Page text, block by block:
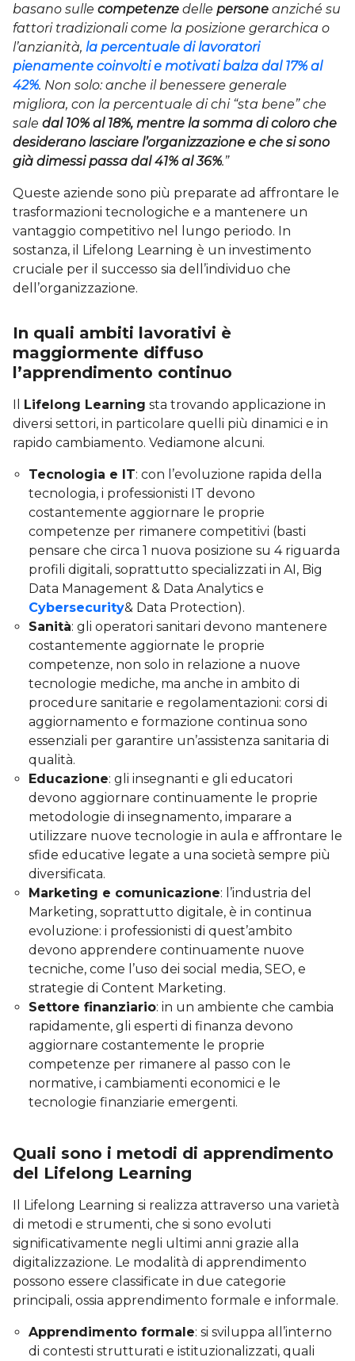
basano sulle competenze delle persone anziché su
fattori tradizionali come la posizione gerarchica o
l’anzianità, la percentuale dilavoratori
pienamente coinvolti e motivati balza dal 17% al
42%. Non solo: anche il benessere generale
migliora, con la percentuale di chi “sta bene” che
sale dal 10% al 18%, mentre la somma di coloro che
desiderano lasciare l’organizzazione e che si sono
già dimessi passa dal 41% al 36%.”
Queste aziende sono più preparate ad affrontare le
trasformazioni tecnologiche e a mantenere un
vantaggio competitivo nel lungo periodo. In
sostanza, il Lifelong Learning è un investimento
cruciale per il successo sia dell’individuo che
dell’organizzazione.
In quali ambiti lavorativi è
maggiormente diffuso
l’apprendimento continuo
Il Lifelong Learning sta trovando applicazione in
diversi settori, in particolare quelli più dinamici e in
rapido cambiamento. Vediamone alcuni.
Tecnologia e IT: con l’evoluzione rapida della
tecnologia, i professionisti IT devono
costantemente aggiornare le proprie
competenze per rimanere competitivi (basti
pensare che circa 1 nuova posizione su 4 riguarda
profili digitali, soprattutto specializzati in AI, Big
Data Management & Data Analytics e
Cybersecurity& Data Protection).
Sanità: gli operatori sanitari devono mantenere
costantemente aggiornate le proprie
competenze, non solo in relazione a nuove
tecnologie mediche, ma anche in ambito di
procedure sanitarie e regolamentazioni: corsi di
aggiornamento e formazione continua sono
essenziali per garantire un’assistenza sanitaria di
qualità.
Educazione: gli insegnanti e gli educatori
devono aggiornare continuamente le proprie
metodologie di insegnamento, imparare a
utilizzare nuove tecnologie in aula e affrontare le
sfide educative legate a una società sempre più
diversificata.
Marketing e comunicazione: l’industria del
Marketing, soprattutto digitale, è in continua
evoluzione: i professionisti di quest’ambito
devono apprendere continuamente nuove
tecniche, come l’uso dei social media, SEO, e
strategie di Content Marketing.
Settore finanziario: in un ambiente che cambia
rapidamente, gli esperti di finanza devono
aggiornare costantemente le proprie
competenze per rimanere al passo con le
normative, i cambiamenti economici e le
tecnologie finanziarie emergenti.
Quali sono i metodi di apprendimento
del Lifelong Learning
Il Lifelong Learning si realizza attraverso una varietà
di metodi e strumenti, che si sono evoluti
significativamente negli ultimi anni grazie alla
digitalizzazione. Le modalità di apprendimento
possono essere classificate in due categorie
principali, ossia apprendimento formale e informale.
Apprendimento formale: si sviluppa all’interno
di contesti strutturati e istituzionalizzati, quali